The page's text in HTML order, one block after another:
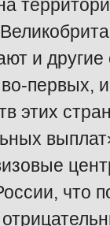
и
первых,
этих
что